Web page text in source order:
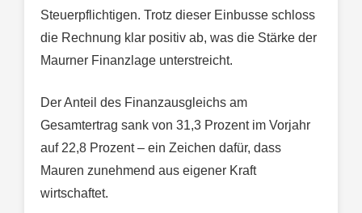
Steuerpflichtigen. Trotz dieser Einbusse schloss
die Rechnung klar positiv ab, was die Stärke der
Maurner Finanzlage unterstreicht.
Der Anteil des Finanzausgleichs am
Gesamtertrag sank von 31,3 Prozent im Vorjahr
auf 22,8 Prozent – ein Zeichen dafür, dass
Mauren zunehmend aus eigener Kraft
wirtschaftet.